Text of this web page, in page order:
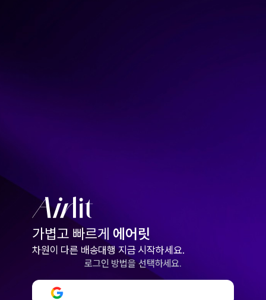
가볍고 빠르게 에어릿
차원이 다른 배송대행 지금 시작하세요.
로그인 방법을 선택하세요.